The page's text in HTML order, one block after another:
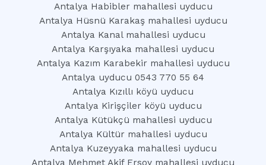
Antalya Habibler mahallesi uyducu
Antalya Hüsnü Karakaş mahallesi uyducu
Antalya Kanal mahallesi uyducu
Antalya Karşıyaka mahallesi uyducu
Antalya Kazım Karabekir mahallesi uyducu
Antalya uyducu 0543 770 55 64
Antalya Kızıllı köyü uyducu
Antalya Kirişçiler köyü uyducu
Antalya Kütükçü mahallesi uyducu
Antalya Kültür mahallesi uyducu
Antalya Kuzeyyaka mahallesi uyducu
Antalya Mehmet Akif Ersoy mahallesi uyducu